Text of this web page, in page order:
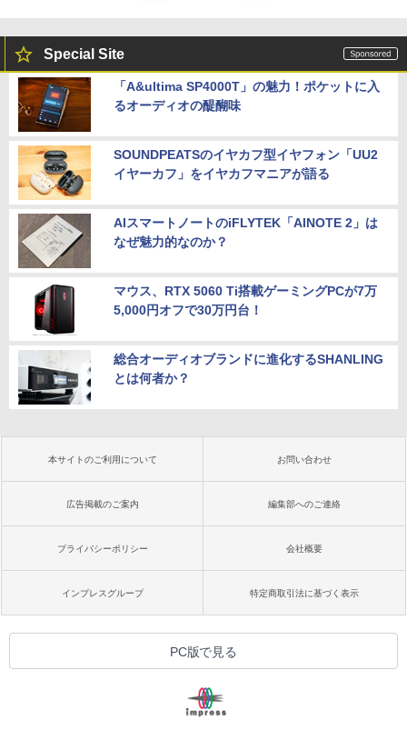
Special Site
「A&ultima SP4000T」の魅力！ポケットに入
るオーディオの醍醐味
SOUNDPEATSのイヤカフ型イヤフォン「UU2
イヤーカフ」をイヤカフマニアが語る
AIスマートノートのiFLYTEK「AINOTE 2」は
なぜ魅力的なのか？
マウス、RTX 5060 Ti搭載ゲーミングPCが7万
5,000円オフで30万円台！
総合オーディオブランドに進化するSHANLING
とは何者か？
本サイトのご利用について お問い合わせ
広告掲載のご案内 編集部へのご連絡
プライバシーポリシー 会社概要
インプレスグループ 特定商取引法に基づく表示
PC版で見る